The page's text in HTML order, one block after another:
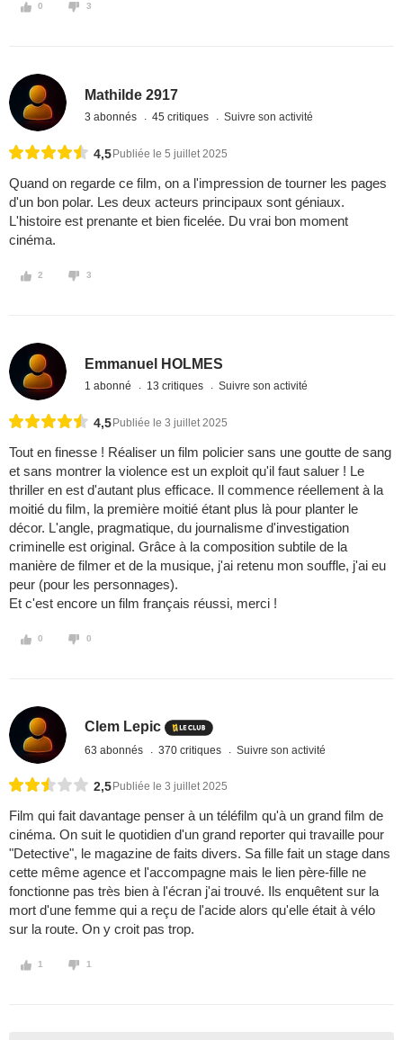
0 3
Mathilde 2917
3 abonnés 45 critiques Suivre son activité
4,5 Publiée le 5 juillet 2025
Quand on regarde ce film, on a l'impression de tourner les pages
d'un bon polar. Les deux acteurs principaux sont géniaux.
L'histoire est prenante et bien ficelée. Du vrai bon moment
cinéma.
2 3
Emmanuel HOLMES
1 abonné 13 critiques Suivre son activité
4,5 Publiée le 3 juillet 2025
Tout en finesse ! Réaliser un film policier sans une goutte de sang
et sans montrer la violence est un exploit qu'il faut saluer ! Le
thriller en est d'autant plus efficace. Il commence réellement à la
moitié du film, la première moitié étant plus là pour planter le
décor. L'angle, pragmatique, du journalisme d'investigation
criminelle est original. Grâce à la composition subtile de la
manière de filmer et de la musique, j'ai retenu mon souffle, j'ai eu
peur (pour les personnages).
Et c'est encore un film français réussi, merci !
0 0
Clem Lepic
63 abonnés 370 critiques Suivre son activité
2,5 Publiée le 3 juillet 2025
Film qui fait davantage penser à un téléfilm qu'à un grand film de
cinéma. On suit le quotidien d'un grand reporter qui travaille pour
"Detective", le magazine de faits divers. Sa fille fait un stage dans
cette même agence et l'accompagne mais le lien père-fille ne
fonctionne pas très bien à l'écran j'ai trouvé. Ils enquêtent sur la
mort d'une femme qui a reçu de l'acide alors qu'elle était à vélo
sur la route. On y croit pas trop.
1 1